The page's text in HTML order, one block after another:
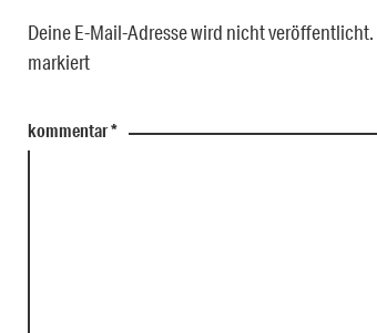
Deine E-Mail-Adresse wird nicht veröffentlicht.
markiert
kommentar*